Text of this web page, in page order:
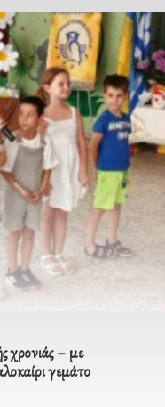
χρονιάς – με
γεμάτο